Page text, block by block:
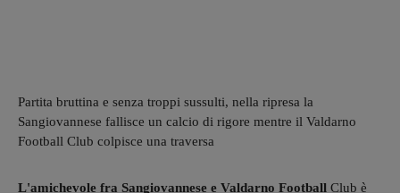
Partita bruttina e senza troppi sussulti, nella ripresa la
Sangiovannese fallisce un calcio di rigore mentre il Valdarno
Football Club colpisce una traversa
L'amichevole fra Sangiovannese e Valdarno Football Club è